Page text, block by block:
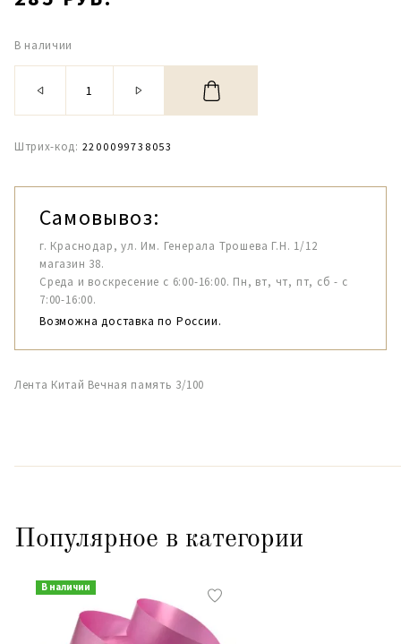
В наличии
Штрих-код: 2200099738053
Самовывоз:
г. Краснодар, ул. Им. Генерала Трошева Г.Н. 1/12
магазин 38.
Среда и воскресение с 6:00-16:00. Пн, вт, чт, пт, сб - с
7:00-16:00.
Возможна доставка по России.
Лента Китай Вечная память 3/100
Популярное в категории
В наличии